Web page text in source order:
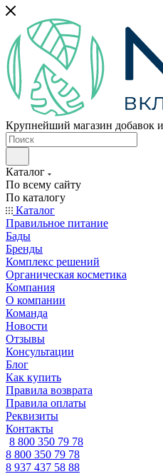
Крупнейший магазин добавок
Каталог
По всему сайту
По каталогу
Каталог
Правильное питание
Бады
Бренды
Комплекс решений
Органическая косметика
Компания
О компании
Команда
Новости
Отзывы
Консультации
Блог
Как купить
Правила возврата
Правила оплаты
Реквизиты
Контакты
8 800 350 79 78
8 800 350 79 78
8 937 437 58 88